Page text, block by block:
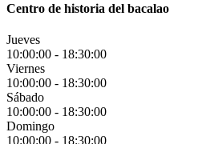
Centro de historia del bacalao
Jueves
10:00:00 - 18:30:00
Viernes
10:00:00 - 18:30:00
Sábado
10:00:00 - 18:30:00
Domingo
10:00:00 - 18:30:00